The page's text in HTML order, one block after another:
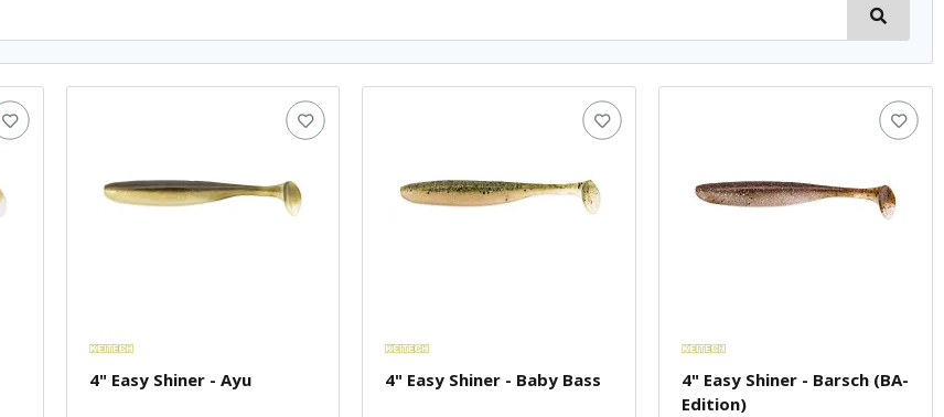
4" Easy Shiner - Ayu 4" Easy Shiner - Baby Bass
4" Easy Shiner - Barsch (BA-
Edition)